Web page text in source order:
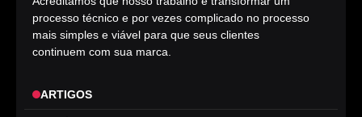
processo técnico e por vezes complicado no processo
mais simples e viável para que seus clientes
continuem com sua marca.
ARTIGOS